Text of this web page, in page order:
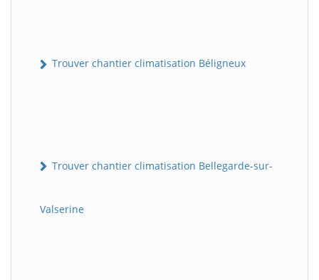
Trouver chantier climatisation Béligneux
Trouver chantier climatisation Bellegarde-sur-
Valserine